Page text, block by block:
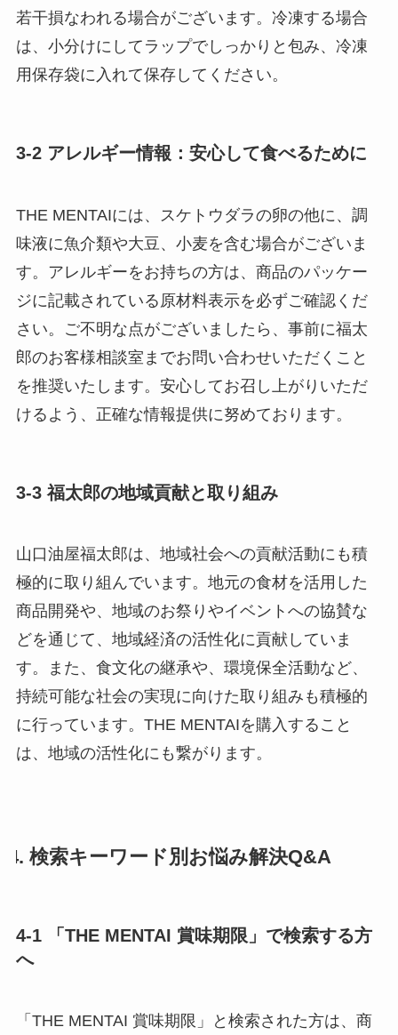
若干損なわれる場合がございます。冷凍する場合
は、小分けにしてラップでしっかりと包み、冷凍
用保存袋に入れて保存してください。
3-2 アレルギー情報：安心して食べるために
THE MENTAIには、スケトウダラの卵の他に、調
味液に魚介類や大豆、小麦を含む場合がございま
す。アレルギーをお持ちの方は、商品のパッケー
ジに記載されている原材料表示を必ずご確認くだ
さい。ご不明な点がございましたら、事前に福太
郎のお客様相談室までお問い合わせいただくこと
を推奨いたします。安心してお召し上がりいただ
けるよう、正確な情報提供に努めております。
3-3 福太郎の地域貢献と取り組み
山口油屋福太郎は、地域社会への貢献活動にも積
極的に取り組んでいます。地元の食材を活用した
商品開発や、地域のお祭りやイベントへの協賛な
どを通じて、地域経済の活性化に貢献していま
す。また、食文化の継承や、環境保全活動など、
持続可能な社会の実現に向けた取り組みも積極的
に行っています。THE MENTAIを購入すること
は、地域の活性化にも繋がります。
4. 検索キーワード別お悩み解決Q&A
4-1 「THE MENTAI 賞味期限」で検索する方
へ
「THE MENTAI 賞味期限」と検索された方は、商